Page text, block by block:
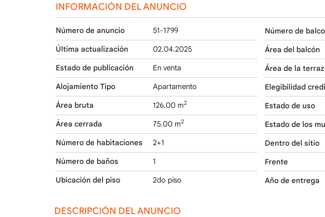
INFORMACIÓN DEL ANUNCIO
Número de anuncio 51-1799
Última actualización 02.04.2025
Estado de publicación En venta
Alojamiento Tipo Apartamento
Área bruta 126.00 m2
Área cerrada 75.00 m2
Número de habitaciones 2+1
Número de baños 1
Ubicación del piso 2do piso
Número de
Área del balcón
Área de la
Elegibilidad
Estado de uso
Estado de los
Dentro del sitio
Frente
Año de entrega
DESCRIPCIÓN DEL ANUNCIO